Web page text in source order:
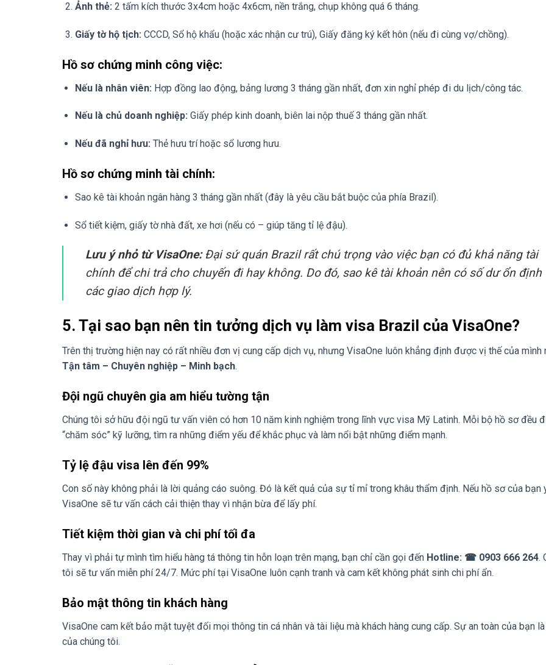
Ảnh thẻ: 2 tấm kích thước 3x4cm hoặc 4x6cm, nền trắng, chụp không quá 6 tháng.
Giấy tờ hộ tịch: CCCD, Sổ hộ khẩu (hoặc xác nhận cư trú), Giấy đăng ký kết hôn (nếu đi cùng vợ/chồng).
Hồ sơ chứng minh công việc:
Nếu là nhân viên: Hợp đồng lao động, bảng lương 3 tháng gần nhất, đơn xin nghỉ phép đi du lịch/công tác.
Nếu là chủ doanh nghiệp: Giấy phép kinh doanh, biên lai nộp thuế 3 tháng gần nhất.
Nếu đã nghỉ hưu: Thẻ hưu trí hoặc sổ lương hưu.
Hồ sơ chứng minh tài chính:
Sao kê tài khoản ngân hàng 3 tháng gần nhất (đây là yêu cầu bắt buộc của phía Brazil).
Sổ tiết kiệm, giấy tờ nhà đất, xe hơi (nếu có – giúp tăng tỉ lệ đậu).
Lưu ý nhỏ từ VisaOne:Đại sứ quán Brazil rất chú trọng vào việc bạn có đủ khả năng tài
chính để chi trả cho chuyến đi hay không. Do đó, sao kê tài khoản nên có số dư ổn định
các giao dịch hợp lý.
5. Tại sao bạn nên tin tưởng dịch vụ làm visa Brazil của VisaOne?
Trên thị trường hiện nay có rất nhiều đơn vị cung cấp dịch vụ, nhưng VisaOne luôn khẳng định được vị thế của mình
Tận tâm – Chuyên nghiệp – Minh bạch.
Đội ngũ chuyên gia am hiểu tường tận
Chúng tôi sở hữu đội ngũ tư vấn viên có hơn 10 năm kinh nghiệm trong lĩnh vực visa Mỹ Latinh. Mỗi bộ hồ sơ đều
“chăm sóc” kỹ lưỡng, tìm ra những điểm yếu để khắc phục và làm nổi bật những điểm mạnh.
Tỷ lệ đậu visa lên đến 99%
Con số này không phải là lời quảng cáo suông. Đó là kết quả của sự tỉ mỉ trong khâu thẩm định. Nếu hồ sơ của bạn
VisaOne sẽ tư vấn cách cải thiện thay vì nhận bừa để lấy phí.
Tiết kiệm thời gian và chi phí tối đa
Thay vì phải tự mình tìm hiểu hàng tá thông tin hỗn loạn trên mạng, bạn chỉ cần gọi đến Hotline: ☎ 0903 666 264.
tôi sẽ tư vấn miễn phí 24/7. Mức phí tại VisaOne luôn cạnh tranh và cam kết không phát sinh chi phí ẩn.
Bảo mật thông tin khách hàng
VisaOne cam kết bảo mật tuyệt đối mọi thông tin cá nhân và tài liệu mà khách hàng cung cấp. Sự an toàn của bạn
của chúng tôi.